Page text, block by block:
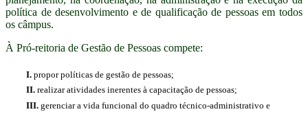
política de desenvolvimento e de qualificação de pessoas em todos
os câmpus.
À Pró-reitoria de Gestão de Pessoas compete:
I. propor políticas de gestão de pessoas;
II. realizar atividades inerentes à capacitação de pessoas;
III. gerenciar a vida funcional do quadro técnico-administrativo e